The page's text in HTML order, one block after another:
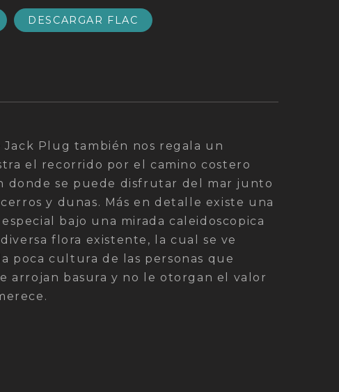
DESCARGAR FLAC
Jack Plug también nos regala un
el recorrido por el camino costero
donde se puede disfrutar del mar junto
y dunas. Más en detalle existe una
bajo una mirada caleidoscopica
flora existente, la cual se ve
poca cultura de las personas que
arrojan basura y no le otorgan el valor